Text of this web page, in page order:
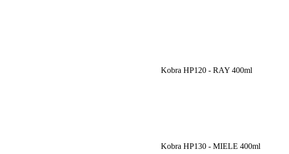
Kobra HP120 - RAY 400ml
Kobra HP130 - MIELE 400ml